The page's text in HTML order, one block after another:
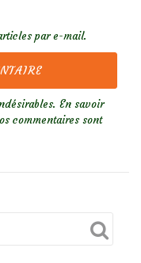
par e-mail.
En savoir
commentaires sont